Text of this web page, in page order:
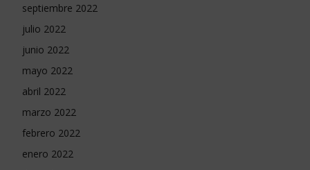
septiembre 2022
julio 2022
junio 2022
mayo 2022
abril 2022
marzo 2022
febrero 2022
enero 2022